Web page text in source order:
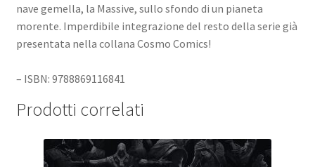
nave gemella, la Massive, sullo sfondo di un pianeta
morente. Imperdibile integrazione del resto della serie già
presentata nella collana Cosmo Comics!
– ISBN: 9788869116841
Prodotti correlati